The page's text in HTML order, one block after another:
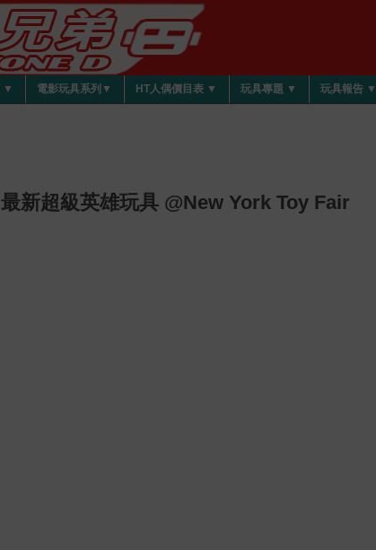
▼ 電影玩具系列▼ HT人偶價目表 ▼ 玩具專題 ▼ 玩具報告 ▼
新超級英雄玩具 @New York Toy Fair